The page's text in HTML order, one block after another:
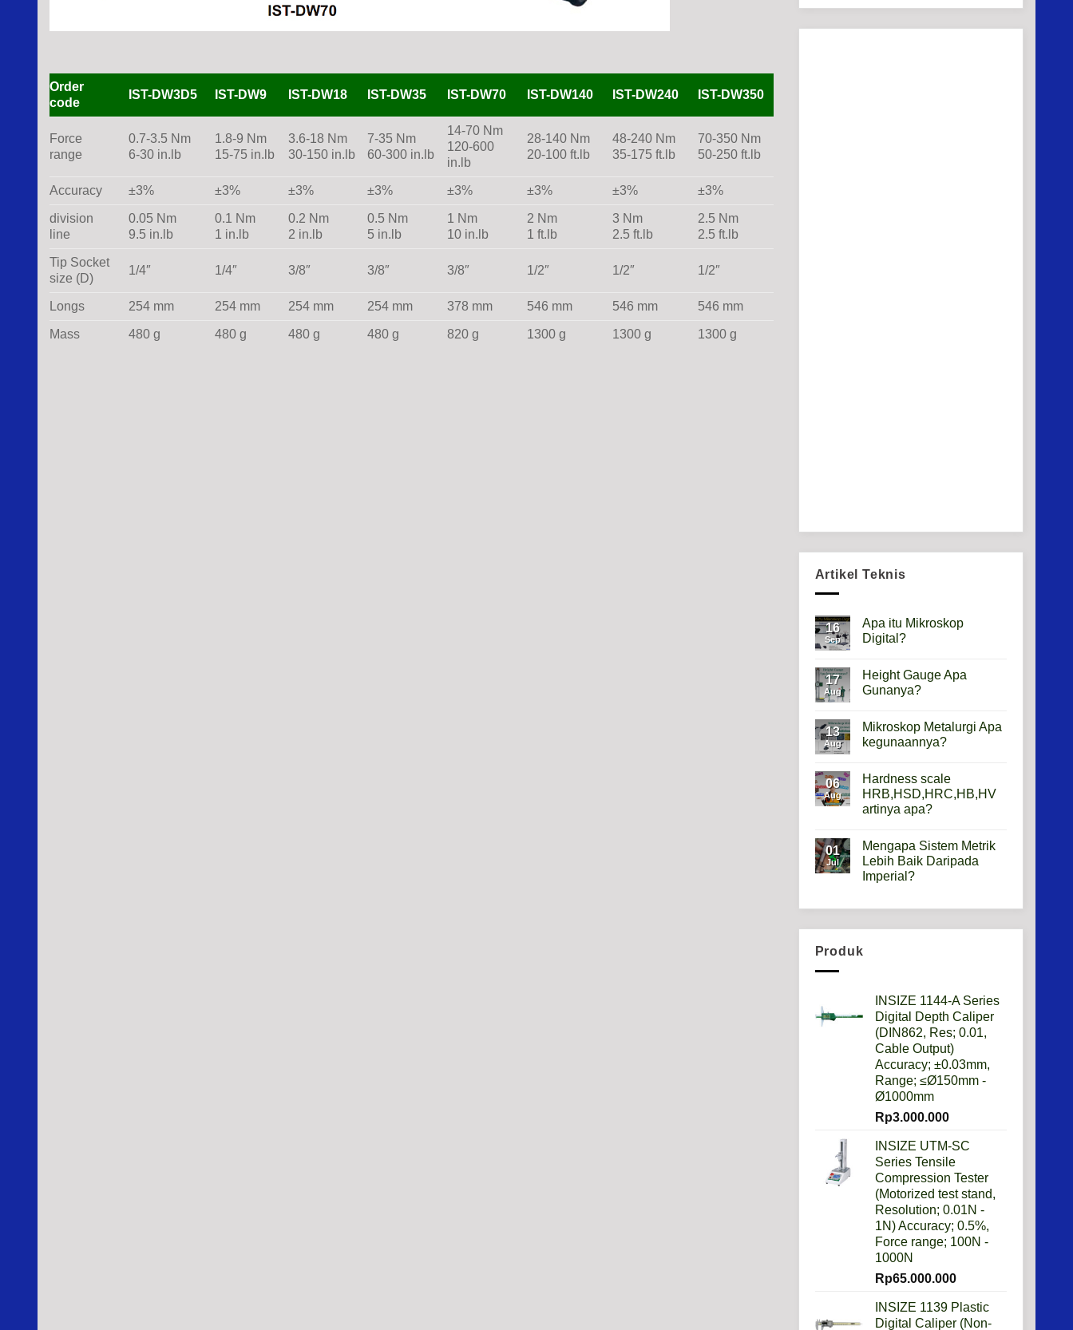
Order
code
IST-DW3D5 IST-DW9 IST-DW18 IST-DW35 IST-DW70 IST-DW140 IST-DW240 IST-DW350
Force
range
0.7-3.5 Nm
6-30 in.lb
1.8-9 Nm
15-75 in.lb
3.6-18 Nm
30-150 in.lb
7-35 Nm
60-300 in.lb
14-70 Nm
120-600
in.lb
28-140 Nm
20-100 ft.lb
48-240 Nm
35-175 ft.lb
70-350 Nm
50-250 ft.lb
Accuracy ±3% ±3% ±3% ±3% ±3% ±3% ±3% ±3%
division
line
0.05 Nm
9.5 in.lb
0.1 Nm
1 in.lb
0.2 Nm
2 in.lb
0.5 Nm
5 in.lb
1 Nm
10 in.lb
2 Nm
1 ft.lb
3 Nm
2.5 ft.lb
2.5 Nm
2.5 ft.lb
Tip Socket
size (D)
1/4″ 1/4″ 3/8″ 3/8″ 3/8″ 1/2″ 1/2″ 1/2″
Longs 254 mm 254 mm 254 mm 254 mm 378 mm 546 mm 546 mm 546 mm
Mass 480 g 480 g 480 g 480 g 820 g 1300 g 1300 g 1300 g
Artikel Teknis
16
Sep
Apa itu Mikroskop
Digital?
on
Apa
itu
17
Aug
Height Gauge Apa
Gunanya?
on
Height
Gauge
13
Aug
Mikroskop Metalurgi Apa
kegunaannya?
on
Mikroskop
Metalurgi
Apa
06
Aug
Hardness scale
HRB,HSD,HRC,HB,HV
artinya apa?
on
Hardness
scale
HRB,HSD,HRC,HB,HV
01
Jul
Mengapa Sistem Metrik
Lebih Baik Daripada
Imperial?
Lebih
Produk
INSIZE 1144-A Series
Digital Depth Caliper
(DIN862, Res; 0.01,
Cable Output)
Accuracy; ±0.03mm,
Range; ≤Ø150mm -
Ø1000mm
Rp3.000.000
INSIZE UTM-SC
Series Tensile
Compression Tester
(Motorized test stand,
Resolution; 0.01N -
1N) Accuracy; 0.5%,
Force range; 100N -
1000N
Rp65.000.000
INSIZE 1139 Plastic
Digital Caliper (Non-